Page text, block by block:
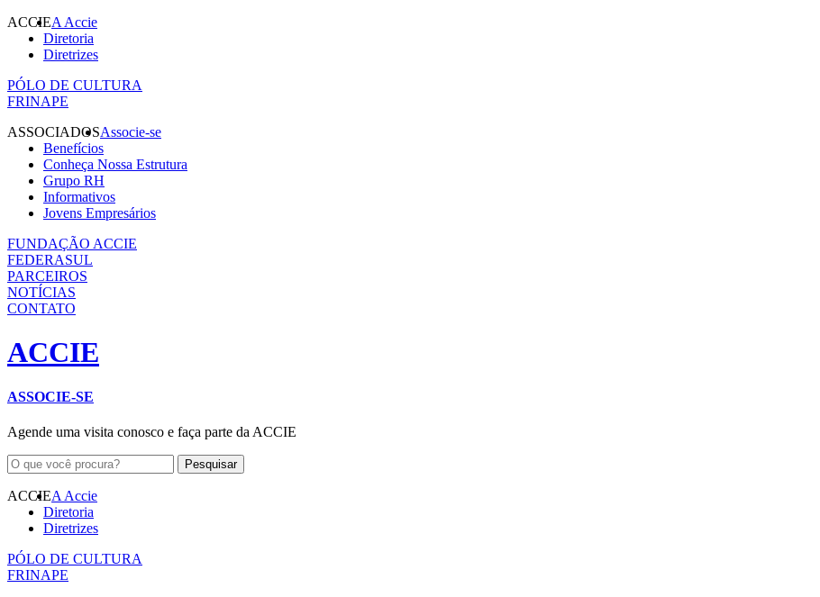
ACCIEA Accie
Diretoria
Diretrizes
PÓLO DE CULTURA
FRINAPE
ASSOCIADOSAssocie-se
Benefícios
Conheça Nossa Estrutura
Grupo RH
Informativos
Jovens Empresários
FUNDAÇÃO ACCIE
FEDERASUL
PARCEIROS
NOTÍCIAS
CONTATO
ACCIE
ASSOCIE-SE
Agende uma visita conosco e faça parte da ACCIE
ACCIEA Accie
Diretoria
Diretrizes
PÓLO DE CULTURA
FRINAPE